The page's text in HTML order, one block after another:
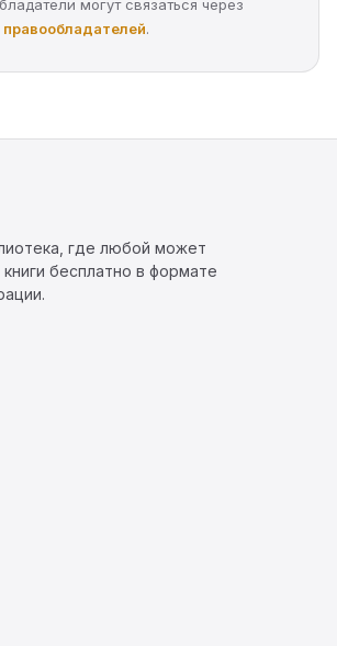
могут связаться через
.
где любой может
бесплатно в формате